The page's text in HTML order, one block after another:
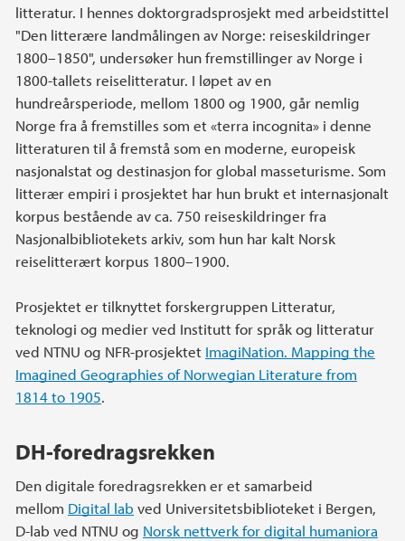
litteratur. I hennes doktorgradsprosjekt med arbeidstittel
"Den litterære landmålingen av Norge: reiseskildringer
1800–1850", undersøker hun fremstillinger av Norge i
1800-tallets reiselitteratur. I løpet av en
hundreårsperiode, mellom 1800 og 1900, går nemlig
Norge fra å fremstilles som et «terra incognita» i denne
litteraturen til å fremstå som en moderne, europeisk
nasjonalstat og destinasjon for global masseturisme. Som
litterær empiri i prosjektet har hun brukt et internasjonalt
korpus bestående av ca. 750 reiseskildringer fra
Nasjonalbibliotekets arkiv, som hun har kalt Norsk
reiselitterært korpus 1800–1900.
Prosjektet er tilknyttet forskergruppen Litteratur,
teknologi og medier ved Institutt for språk og litteratur
ved NTNU og NFR-prosjektet ImagiNation. Mapping the
Imagined Geographies of Norwegian Literature from
1814 to 1905.
DH-foredragsrekken
Den digitale foredragsrekken er et samarbeid
mellom Digital lab ved Universitetsbiblioteket i Bergen,
D-lab ved NTNU og Norsk nettverk for digital humaniora